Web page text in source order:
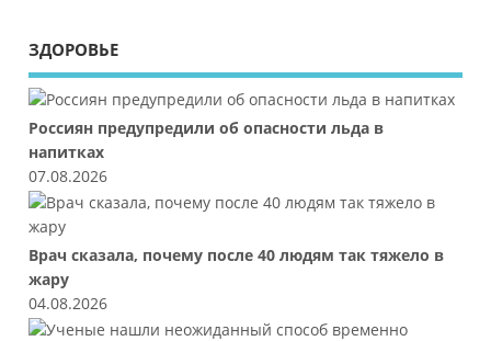
ЗДОРОВЬЕ
Россиян предупредили об опасности льда в
напитках
07.08.2026
Врач сказала, почему после 40 людям так тяжело в
жару
04.08.2026